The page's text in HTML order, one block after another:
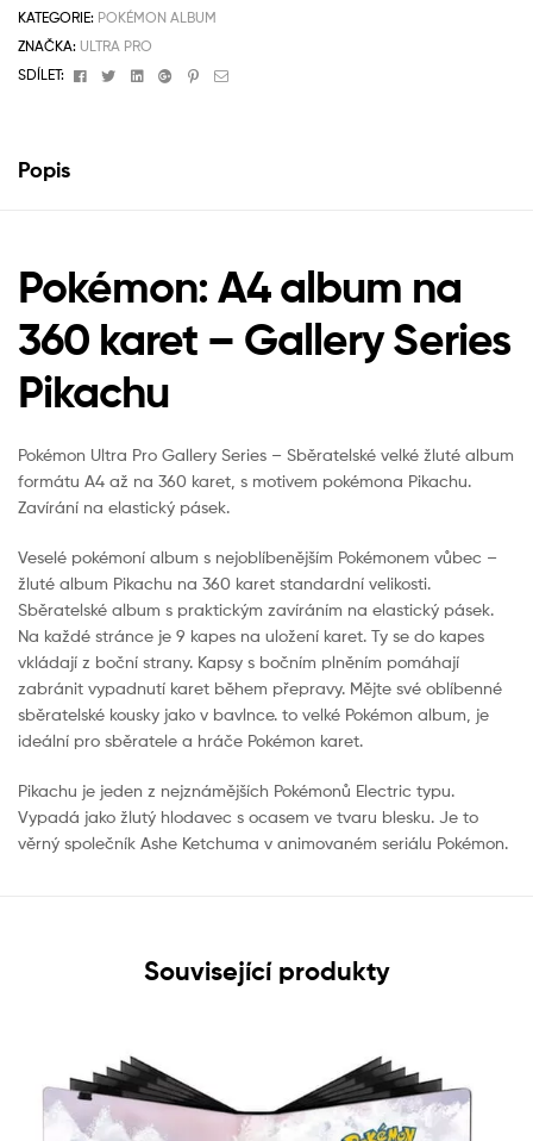
KATEGORIE: POKÉMON ALBUM
ZNAČKA: ULTRA PRO
SDÍLET:
FacebookTwitterLinkedinGoogle+Pinterest
Email
Popis
Pokémon: A4 album na
360 karet – Gallery Series
Pikachu
Pokémon Ultra Pro Gallery Series – Sběratelské velké žluté album
formátu A4 až na 360 karet, s motivem pokémona Pikachu.
Zavírání na elastický pásek.
Veselé pokémoní album s nejoblíbenějším Pokémonem vůbec –
žluté album Pikachu na 360 karet standardní velikosti.
Sběratelské album s praktickým zavíráním na elastický pásek.
Na každé stránce je 9 kapes na uložení karet. Ty se do kapes
vkládají z boční strany. Kapsy s bočním plněním pomáhají
zabránit vypadnutí karet během přepravy. Mějte své oblíbenné
sběratelské kousky jako v bavlnce. to velké Pokémon album, je
ideální pro sběratele a hráče Pokémon karet.
Pikachu je jeden z nejznámějších Pokémonů Electric typu.
Vypadá jako žlutý hlodavec s ocasem ve tvaru blesku. Je to
věrný společník Ashe Ketchuma v animovaném seriálu Pokémon.
Související produkty